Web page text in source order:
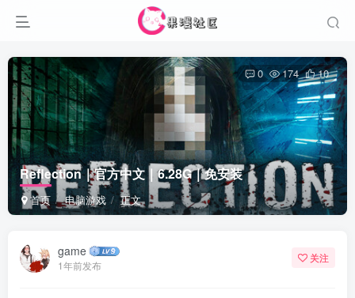
Reflection｜官方中文｜6.28G｜免安装
首页 电脑游戏 正文
0 174 10
game
1年前发布
关注